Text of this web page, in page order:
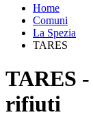
Home
Comuni
La Spezia
TARES
TARES
rifiuti